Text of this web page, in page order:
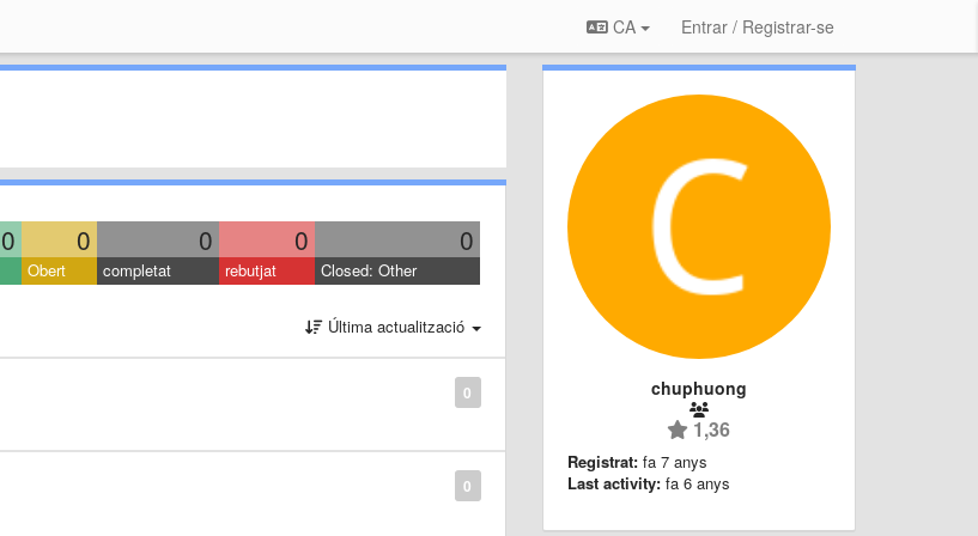
CA Entrar / Registrar-se
0 0 0 0 0
Obert completat rebutjat Closed: Other
Última actualització
0
0
chuphuong
1,36
Registrat: fa 7 anys
Last activity: fa 6 anys